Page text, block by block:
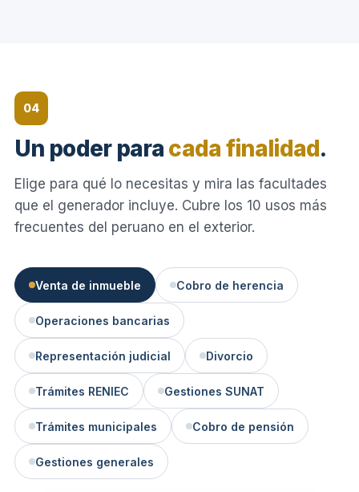
04
Un poder para cada finalidad.
Elige para qué lo necesitas y mira las facultades
que el generador incluye. Cubre los 10 usos más
frecuentes del peruano en el exterior.
Venta de inmueble Cobro de herencia
Operaciones bancarias
Representación judicial Divorcio
Trámites RENIEC Gestiones SUNAT
Trámites municipales Cobro de pensión
Gestiones generales